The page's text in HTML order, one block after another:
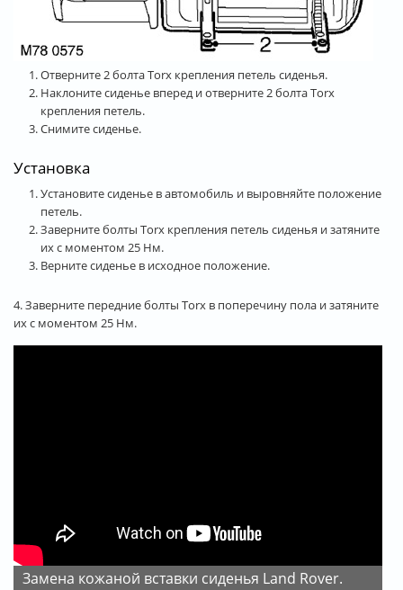
Отверните 2 болта Torx крепления петель сиденья.
Наклоните сиденье вперед и отверните 2 болта Torx
крепления петель.
Снимите сиденье.
Установка
Установите сиденье в автомобиль и выровняйте положение
петель.
Заверните болты Torx крепления петель сиденья и затяните
их с моментом 25 Нм.
Верните сиденье в исходное положение.
4. Заверните передние болты Torx в поперечину пола и затяните
их с моментом 25 Нм.
Замена кожаной вставки сиденья Land Rover.